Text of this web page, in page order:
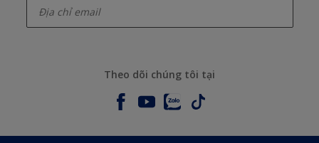
Theo dõi chúng tôi tại